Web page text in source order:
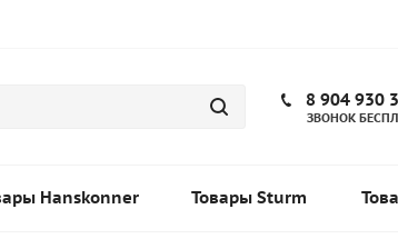
8 904 930
ЗВОНОК
Hanskonner Товары Sturm